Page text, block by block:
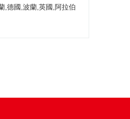
,德國,波蘭,英國,阿拉伯